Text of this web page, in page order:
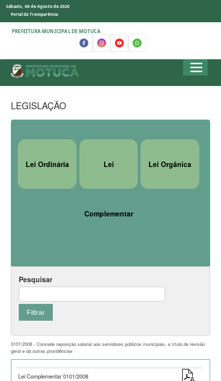
Sábado, 08 de Agosto de 2026
Portal da Transparência
PREFEITURA MUNICIPAL DE MOTUCA
LEGISLAÇÃO
Lei Ordinária Lei
Complementar
Lei Orgânica
Pesquisar
0101/2008 - Concede reposição salarial aos servidores públicos municipais, a título de revisão
geral e dá outras providências
Lei Complementar 0101/2008